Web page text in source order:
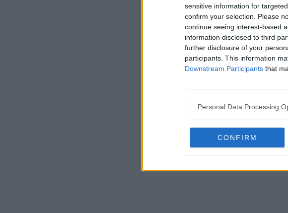
sensitive information for
confirm your selection. Please
continue seeing interest-based
information disclosed to third
further disclosure of your
participants. This information
Downstream Participants that
Personal Data Processing
CONFIRM